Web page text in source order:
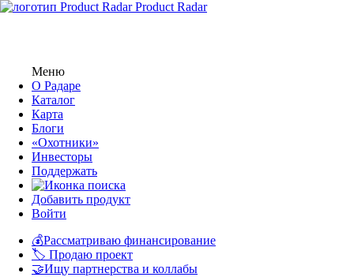
Product Radar
Меню
О Радаре
Каталог
Карта
Блоги
«Охотники»
Инвесторы
Поддержать
Добавить продукт
Войти
💰Рассматриваю финансирование
🏷️ Продаю проект
🤝Ищу партнерства и коллабы